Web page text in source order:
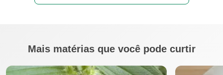
Mais matérias que você pode curtir